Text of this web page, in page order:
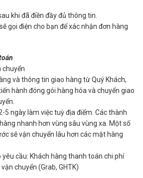
khi đã điền đầy đủ thông tin.
gọi điện cho bạn để xác nhận đơn hàng
chuyển
và thông tin giao hàng từ Quý Khách,
hành đóng gói hàng hóa và chuyển giao
5 ngày làm việc tuỳ địa điểm. Các thành
nhanh hơn vùng sâu vùng xa. Một số
sẽ vận chuyển lâu hơn các mặt hàng
cầu: Khách hàng thanh toán chi phí
chuyển (Grab, GHTK)